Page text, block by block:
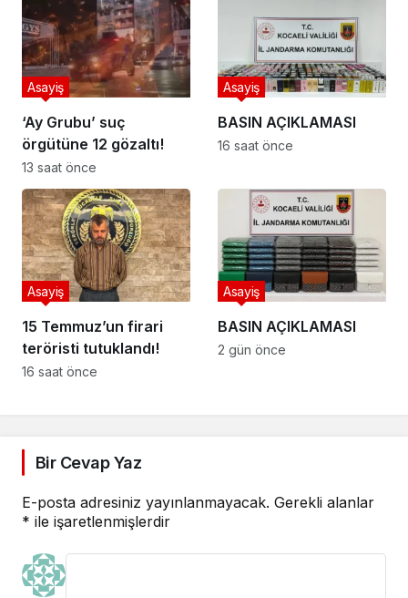
‘Ay Grubu’ suç
örgütüne 12 gözaltı!
Asayiş
13 saat önce
BASIN AÇIKLAMASI
Asayiş
16 saat önce
15 Temmuz’un firari
teröristi tutuklandı!
Asayiş
16 saat önce
BASIN AÇIKLAMASI
Asayiş
2 gün önce
Bir Cevap Yaz
E-posta adresiniz yayınlanmayacak. Gerekli alanlar
* ile işaretlenmişlerdir